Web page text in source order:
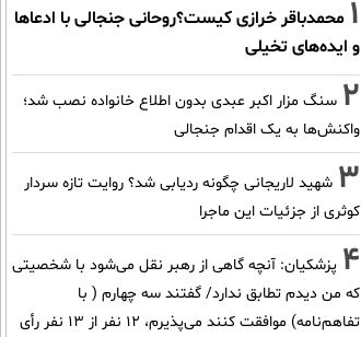
1 محمدباقر خرازی کیست؟روحانی جنجالی با ادعاها
و ایده‌های تخیلی
2 سنگ مزار اکبر عبدی بدون اطلاع خانواده نصب شد؛
واکنش‌ها به یک اقدام جنجالی
3 شهید لاریجانی چگونه ردیابی شد؟ روایت تازه سردار
کوثری از جزئیات این ماجرا
4 پزشکیان‌: آنچه گاهی از رهبر نقل می‌شود با شخصیتی
که من دیدم تطابق ندارد/ گفتند سه چهارم ( با
تفاهم‌نامه) موافقت کنند می‌پذیرم، 12 نفر از 13 نفر رأی